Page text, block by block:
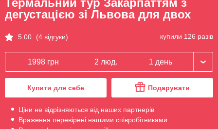
Термальний тур Закарпаттям з
дегустацією зі Львова для двох
5.00 (4 відгуки) купили 126 разів
1998 грн 2 люд. 1 день
Купити для себе Подарувати
Ціни не відрізняються від наших партнерів
Враження перевірені нашими співробітниками